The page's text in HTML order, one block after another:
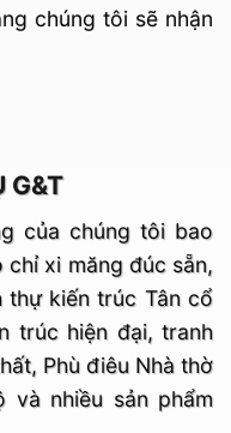
chúng tôi sẽ nhận
G&T
của chúng tôi bao
chỉ xi măng đúc sẵn,
thự kiến trúc Tân cổ
trúc hiện đại, tranh
Phù điêu Nhà thờ
và nhiều sản phẩm